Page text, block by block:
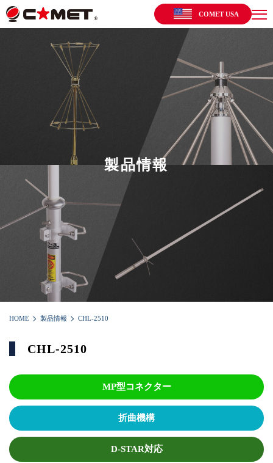
COMET USA
製品情報
HOME 製品情報 CHL-2510
CHL-2510
MP型コネクター
折曲機構
D-STAR対応